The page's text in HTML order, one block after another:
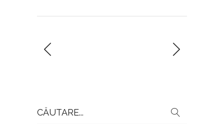
Search
for: